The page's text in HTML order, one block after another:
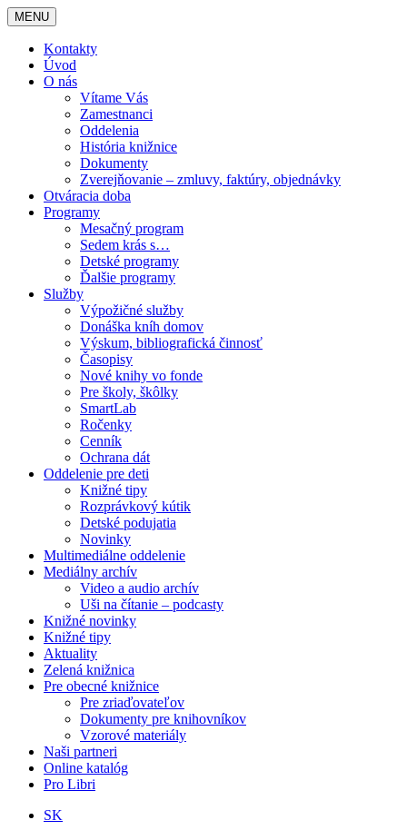
MENU
Kontakty
Úvod
O nás
Vítame Vás
Zamestnanci
Oddelenia
História knižnice
Dokumenty
Zverejňovanie – zmluvy, faktúry, objednávky
Otváracia doba
Programy
Mesačný program
Sedem krás s…
Detské programy
Ďalšie programy
Služby
Výpožičné služby
Donáška kníh domov
Výskum, bibliografická činnosť
Časopisy
Nové knihy vo fonde
Pre školy, škôlky
SmartLab
Ročenky
Cenník
Ochrana dát
Oddelenie pre deti
Knižné tipy
Rozprávkový kútik
Detské podujatia
Novinky
Multimediálne oddelenie
Mediálny archív
Video a audio archív
Uši na čítanie – podcasty
Knižné novinky
Knižné tipy
Aktuality
Zelená knižnica
Pre obecné knižnice
Pre zriaďovateľov
Dokumenty pre knihovníkov
Vzorové materiály
Naši partneri
Online katalóg
Pro Libri
SK